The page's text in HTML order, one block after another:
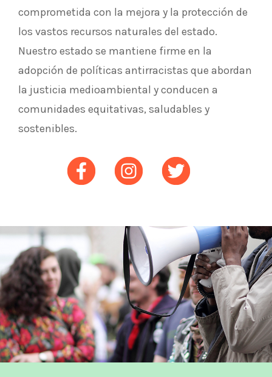
comprometida con la mejora y la protección de
los vastos recursos naturales del estado.
Nuestro estado se mantiene firme en la
adopción de políticas antirracistas que abordan
la justicia medioambiental y conducen a
comunidades equitativas, saludables y
sostenibles.